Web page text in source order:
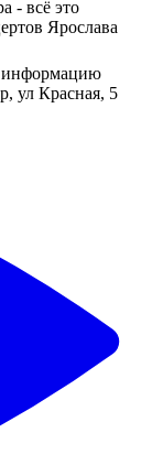
- всё это
Ярослава
информацию
ул Красная, 5